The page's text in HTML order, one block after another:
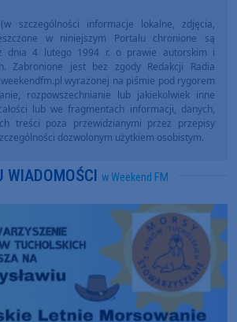
szczególności informacje lokalne, zdjęcia,
w niniejszym Portalu chronione są
dnia 4 lutego 1994 r. o prawie autorskim i
Zabronione jest bez zgody Redakcji Radia
wyrażonej na piśmie pod rygorem
rozpowszechnianie lub jakiekolwiek inne
lub we fragmentach informacji, danych,
treści poza przewidzianymi przez przepisy
dozwolonym użytkiem osobistym.
WIADOMOŚCI w Weekend FM